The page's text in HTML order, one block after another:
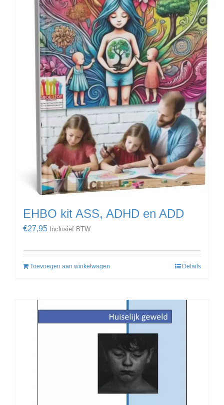
EHBO kit ASS, ADHD en ADD
€27,95 Inclusief BTW
Toevoegen aan winkelwagen Details